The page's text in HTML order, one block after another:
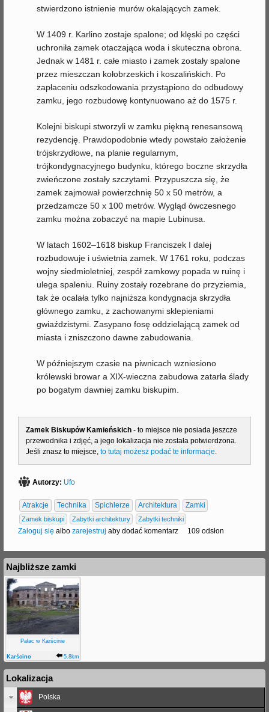
stwierdzono istnienie murów okalających zamek.
W 1409 r. Karlino zostaje spalone; od klęski po części
uchroniła zamek otaczająca woda i skuteczna obrona.
Jednak w 1481 r. całe miasto i zamek zostały spalone
przez mieszczan kołobrzeskich i koszalińskich. Po
zapłaceniu odszkodowania przystąpiono do odbudowy
zamku, jego rozbudowę kontynuowano aż do 1575 r.
Kolejni biskupi stworzyli w zamku piękną renesansową
rezydencję. Prawdopodobnie wtedy powstało założenie
trójskrzydłowe, na planie regularnym,
trójkondygnacyjnego budynku, którego boczne skrzydła
zwieńczone zostały szczytami. Przypuszcza się, że
zamek zajmował powierzchnię 50 x 50 metrów, a
przedzamcze 50 x 100 metrów. Wygląd ówczesnego
zamku można zobaczyć na mapie Lubinusa.
W latach 1602–1618 biskup Franciszek I dalej
rozbudowuje i uświetnia zamek. W 1761 roku, podczas
wojny siedmioletniej, zespół zamkowy popada w ruinę i
ulega spaleniu. Ruiny zostały rozebrane do przyziemia,
tak że ocalała tylko najniższa kondygnacja skrzydła
głównego zamku, z zachowanymi sklepieniami
gwiaździstymi. Zasypano fosę oddzielającą zamek od
miasta i zniszczono dawne zabudowania.
W późniejszym czasie na piwnicach wzniesiono
królewski browar a XIX-wieczna zabudowa zatarła ślady
po bogatym dawniej zamku biskupim.
Zamek Biskupów Kamieńskich - to miejsce nie posiada jeszcze
przewodnika i zdjęć, a jego lokalizacja nie została potwierdzona.
Jeśli znasz to miejsce, to tutaj możesz podać te informacje
Autorzy: Ufo
Atrakcje Technika Spichlerze Architektura Zamki
Zamek biskupi Zabytki architektury Zabytki techniki
Zaloguj się albo zarejestruj aby dodać komentarz 109 odsłon
Najbliższe zamki
Pałac w Karścinie
Karścino 5.8km
Lokalizacja
Polska